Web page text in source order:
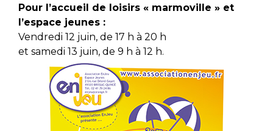
Pour l’accueil de loisirs « marmoville » et
l’espace jeunes :
Vendredi 12 juin, de 17 h à 20 h
et samedi 13 juin, de 9 h à 12 h.